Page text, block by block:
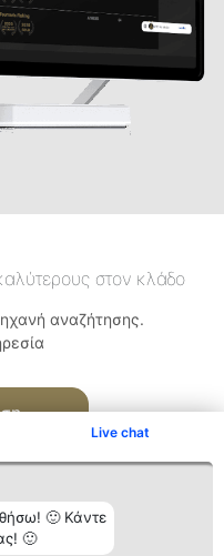
Live chat
🙂 Κάντε
🙂
στον κλάδο
αναζήτησης.